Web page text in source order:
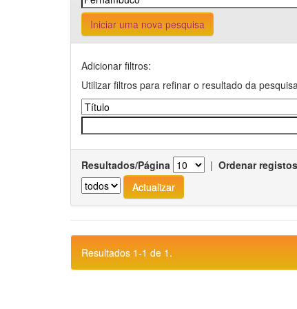
Iniciar uma nova pesquisa
Adicionar filtros:
Utilizar filtros para refinar o resultado da
Resultados/Página | Ordenar
Resultados 1-1 de 1.